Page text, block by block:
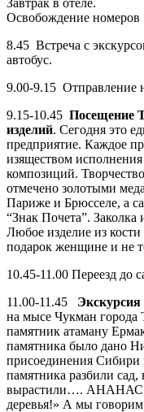
Освобождение номеров
8.45 Встреча с
автобус.
9.00-9.15 Отправление
9.15-10.45 Посещение
изделий. Сегодня это
предприятие. Каждое
изяществом
композиций.
отмечено золотыми
Париже и Брюсселе, а
“Знак Почета”.
Любое изделие из
подарок женщине и не
10.45-11.00 Переезд до
11.00-11.45
на мысе Чукман города
памятник атаману
памятника было дано
присоединения Сибири
памятника разбили сад,
вырастили…. АНАНАС!
деревья!» А мы